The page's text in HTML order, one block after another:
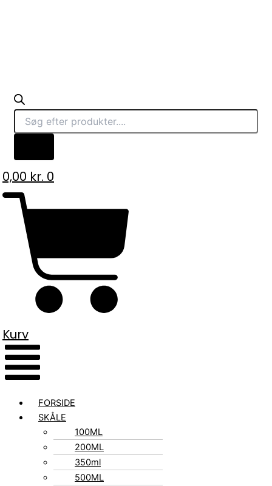
0,00 kr. 0
Kurv
FORSIDE
SKÅLE
100ML
200ML
350ml
500ML